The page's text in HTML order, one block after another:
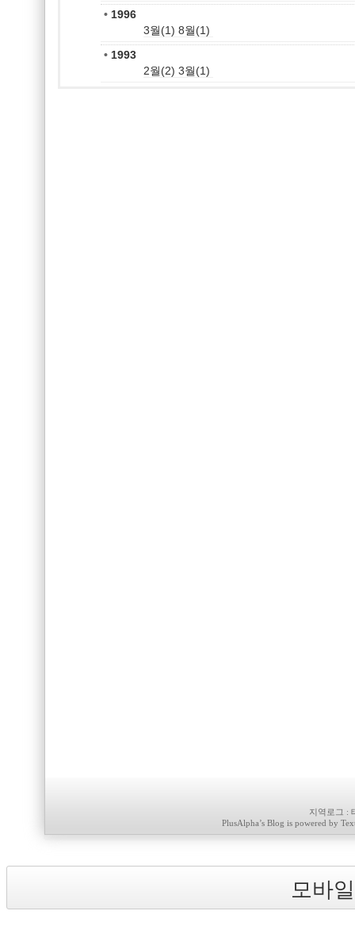
• 1996
3월(1) 8월(1)
• 1993
2월(2) 3월(1)
지역로그 :
PlusAlpha’s Blog is powered by
모바